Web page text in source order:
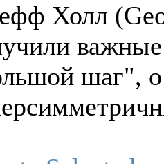
Холл
шаг", о